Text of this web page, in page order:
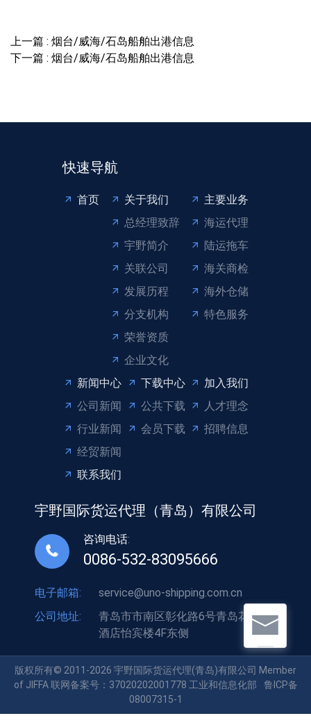
上一篇 : 烟台/威海/石岛船舶出港信息
下一篇 : 烟台/威海/石岛船舶出港信息
快速导航
首页
关于我们
总经理致辞
宇野简介
关联公司
发展历程
分支机构
荣誉资质
企业文化
主要业务
海运代理
陆运拖车
海关商检
海外仓储
特色服务
新闻中心
公司新闻
行业新闻
经贸新闻
下载中心
公共下载
会员下载
加入我们
人才理念
招聘信息
联系我们
宇野国际货运代理（青岛）有限公司
咨询电话:
0086-532-83095666
电子邮箱:
service@uno-shipping.com.cn
公司地址:
青岛市市南区彰化路6号青岛花园大
酒店怡宾楼4F东侧
版权所有© 2011-2026 宇野国际货运代理(青岛)有限公司 Member
of JIFFA 联网备案号：37020202001778 工业和信息化部
鲁ICP备
08007315-1